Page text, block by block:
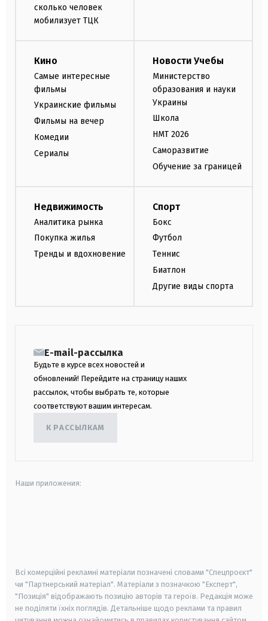
сколько человек
мобилизует ТЦК
Кино
Самые интересные
фильмы
Украинские фильмы
Фильмы на вечер
Комедии
Сериалы
Новости Учебы
Министерство
образования и науки
Украины
Школа
НМТ 2026
Саморазвитие
Обучение за границей
Недвижимость
Аналитика рынка
Покупка жилья
Тренды и вдохновение
Спорт
Бокс
Футбол
Теннис
Биатлон
Другие виды спорта
E-mail-рассылка
Будьте в курсе всех новостей и
обновлений! Перейдите на страницу наших
рассылок, чтобы выбрать те, которые
соответствуют вашим интересам.
К РАССЫЛКАМ
Наши приложения:
Всі комерційні рекламні матеріали позначені словами "Спецпроєкт"
чи "Партнерський матеріал". Матеріали з позначкою "Експерт",
"Позиція" відображають позицію авторів та героїв. Редакція може
не поділяти їхніх поглядів. Детальніше щодо реклами та правил